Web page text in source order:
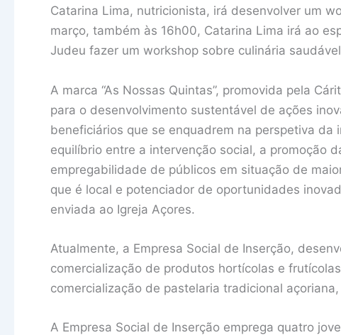
Catarina Lima, nutricionista, irá desenvolver um
março, também às 16h00, Catarina Lima irá ao
Judeu fazer um workshop sobre culinária
A marca “As Nossas Quintas”, promovida pela
para o desenvolvimento sustentável de ações
beneficiários que se enquadrem na perspetiva
equilíbrio entre a intervenção social, a promoção
empregabilidade de públicos em situação de
que é local e potenciador de oportunidades
enviada ao Igreja Açores.
Atualmente, a Empresa Social de Inserção,
comercialização de produtos hortícolas e
comercialização de pastelaria tradicional
A Empresa Social de Inserção emprega quatro